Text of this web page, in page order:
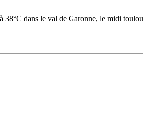
38°C dans le val de Garonne, le midi